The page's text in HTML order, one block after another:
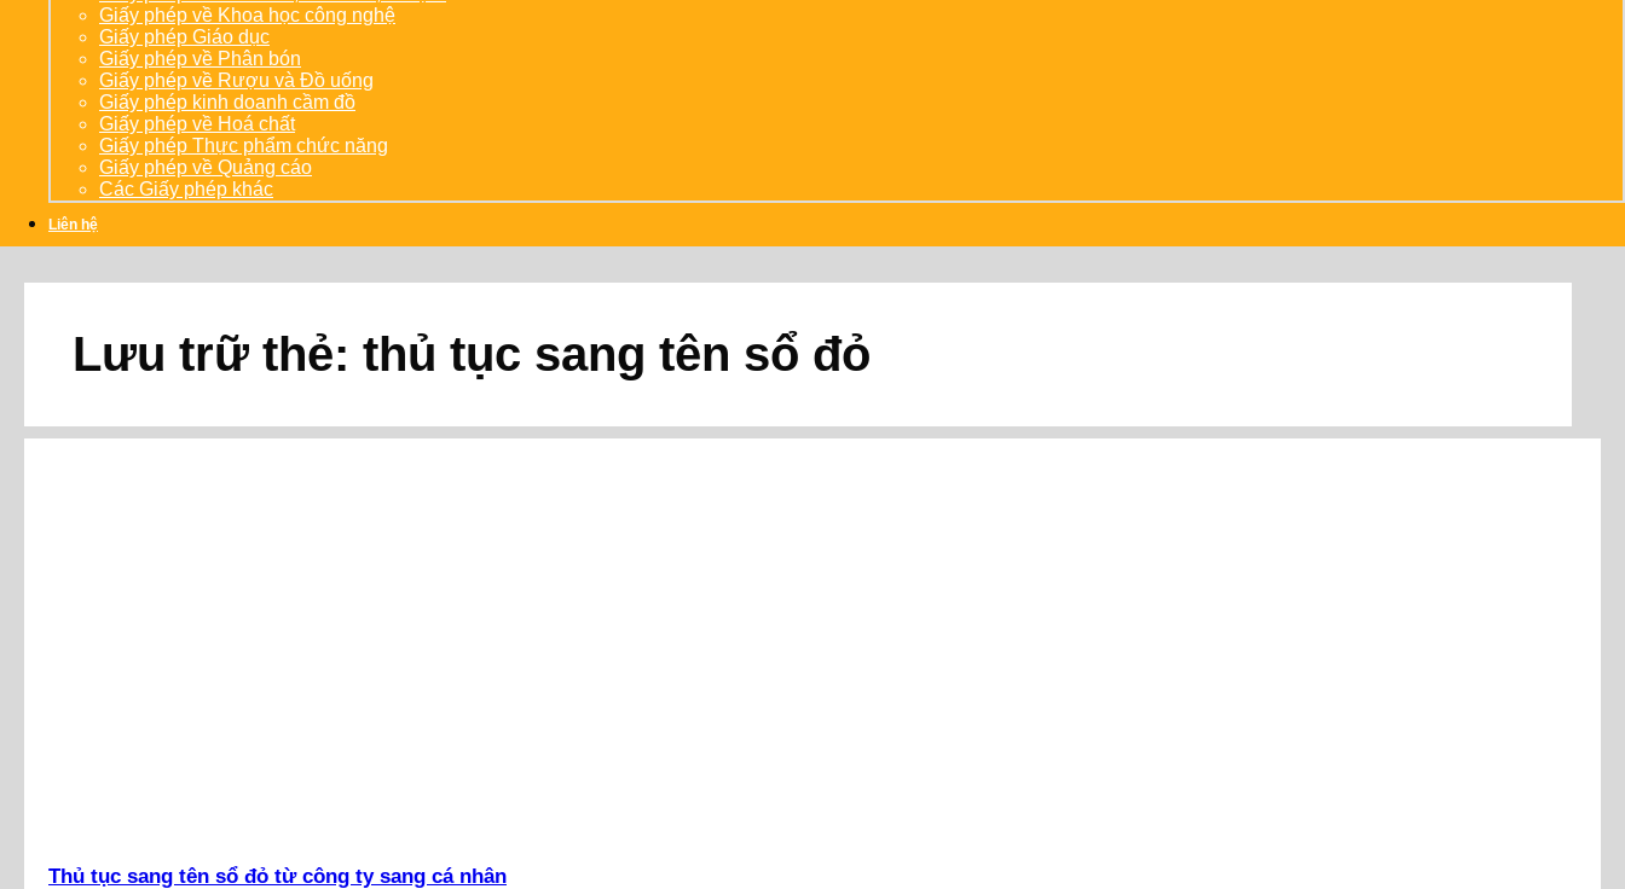
Giấy phép về Khoa học công nghệ
Giấy phép Giáo dục
Giấy phép về Phân bón
Giấy phép về Rượu và Đồ uống
Giấy phép kinh doanh cầm đồ
Giấy phép về Hoá chất
Giấy phép Thực phẩm chức năng
Giấy phép về Quảng cáo
Các Giấy phép khác
Liên hệ
Lưu trữ thẻ: thủ tục sang tên sổ đỏ
Thủ tục sang tên sổ đỏ từ công ty sang cá nhân